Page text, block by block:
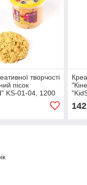
творчості
пісок
KS-01-04, 1200